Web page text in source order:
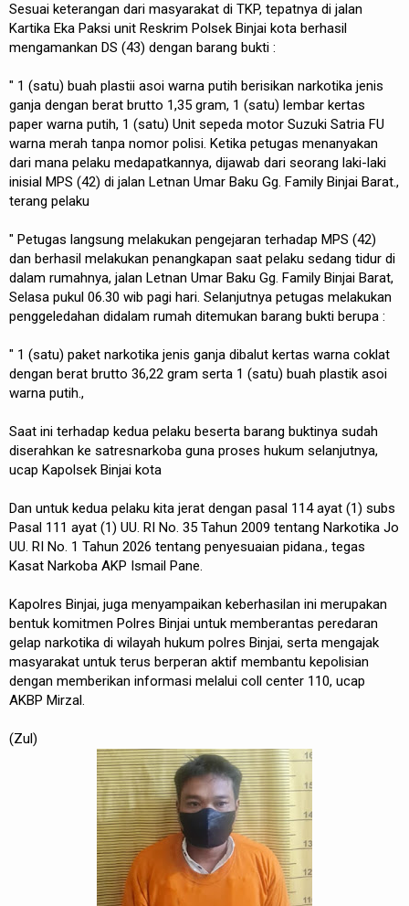
Sesuai keterangan dari masyarakat di TKP, tepatnya di jalan
Kartika Eka Paksi unit Reskrim Polsek Binjai kota berhasil
mengamankan DS (43) dengan barang bukti :
" 1 (satu) buah plastii asoi warna putih berisikan narkotika jenis
ganja dengan berat brutto 1,35 gram, 1 (satu) lembar kertas
paper warna putih, 1 (satu) Unit sepeda motor Suzuki Satria FU
warna merah tanpa nomor polisi. Ketika petugas menanyakan
dari mana pelaku medapatkannya, dijawab dari seorang laki-laki
inisial MPS (42) di jalan Letnan Umar Baku Gg. Family Binjai Barat.,
terang pelaku
" Petugas langsung melakukan pengejaran terhadap MPS (42)
dan berhasil melakukan penangkapan saat pelaku sedang tidur di
dalam rumahnya, jalan Letnan Umar Baku Gg. Family Binjai Barat,
Selasa pukul 06.30 wib pagi hari. Selanjutnya petugas melakukan
penggeledahan didalam rumah ditemukan barang bukti berupa :
" 1 (satu) paket narkotika jenis ganja dibalut kertas warna coklat
dengan berat brutto 36,22 gram serta 1 (satu) buah plastik asoi
warna putih.,
Saat ini terhadap kedua pelaku beserta barang buktinya sudah
diserahkan ke satresnarkoba guna proses hukum selanjutnya,
ucap Kapolsek Binjai kota
Dan untuk kedua pelaku kita jerat dengan pasal 114 ayat (1) subs
Pasal 111 ayat (1) UU. RI No. 35 Tahun 2009 tentang Narkotika Jo
UU. RI No. 1 Tahun 2026 tentang penyesuaian pidana., tegas
Kasat Narkoba AKP Ismail Pane.
Kapolres Binjai, juga menyampaikan keberhasilan ini merupakan
bentuk komitmen Polres Binjai untuk memberantas peredaran
gelap narkotika di wilayah hukum polres Binjai, serta mengajak
masyarakat untuk terus berperan aktif membantu kepolisian
dengan memberikan informasi melalui coll center 110, ucap
AKBP Mirzal.
(Zul)